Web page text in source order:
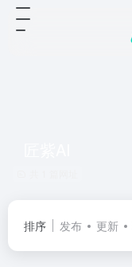
排序 发布 更新